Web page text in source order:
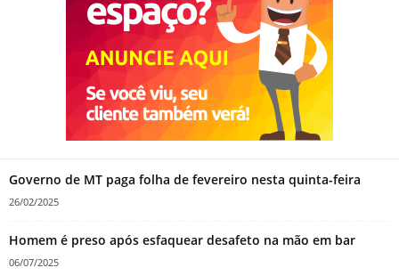
Governo de MT paga folha de fevereiro nesta quinta-feira
26/02/2025
Homem é preso após esfaquear desafeto na mão em bar
06/07/2025